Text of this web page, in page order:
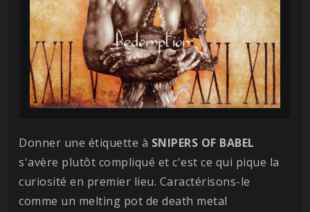
Donner une étiquette à SNIPERS OF BABEL
s'avère plutôt compliqué et c'est ce qui pique la
curiosité en premier lieu. Caractérisons-le
comme un melting pot de death metal